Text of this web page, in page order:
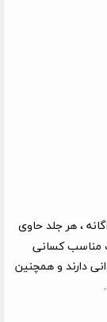
جداگانه ، هر جلد حاوی
مناسب کسانی
دارند و همچنین